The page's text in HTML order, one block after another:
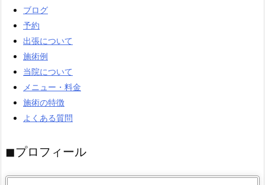
ブログ
予約
出張について
施術例
当院について
メニュー・料金
施術の特徴
よくある質問
◼︎プロフィール